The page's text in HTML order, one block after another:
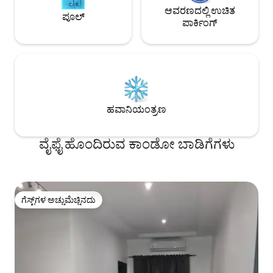
ಪೂಲ್
ಆವರಣದಲ್ಲಿ ಉಚಿತ
ಪಾರ್ಕಿಂಗ್
ಹವಾನಿಯಂತ್ರಣ
ವೈಫೈ ಹೊಂದಿರುವ ಕಾಂಡೋ ಬಾಡಿಗೆಗಳು
ಗೆಸ್ಟ್‌ಗಳ ಅಚ್ಚುಮೆಚ್ಚಿನದು
ಗೆಸ್ಟ್‌ಗಳ ಅಚ್ಚುಮೆಚ್ಚಿನದು